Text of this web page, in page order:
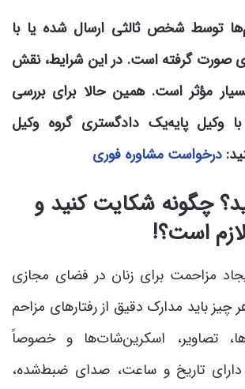
توسط شخص ثالثی ارسال شده یا با
صورت گرفته است. در این شرایط، نقش
مؤثر است. همین حالا برای بررسی
با وکیل پایه‌یک دادگستری گروه وکیل
درخواست مشاوره فوری
چگونه شکایت کنید و
است؟!
مزاحمت برای زنان در فضای مجازی
باید مدارک دقیق از رفتارهای مزاحم
تصاویر، اسکرین‌شات‌ها و خصوصاً
دارای تاریخ و ساعت، صدای ضبط‌شده،